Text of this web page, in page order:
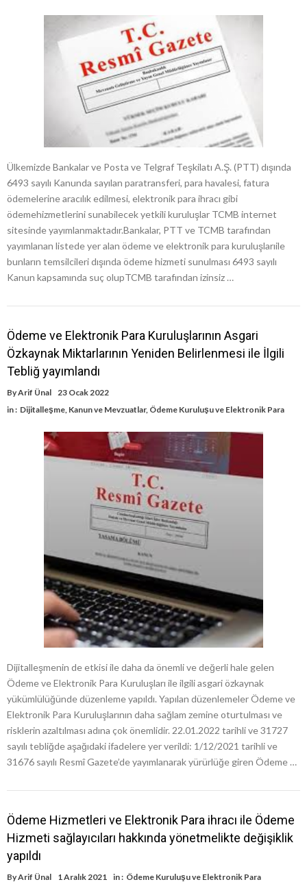
Ülkemizde Bankalar ve Posta ve Telgraf Teşkilatı A.Ş. (PTT) dışında
6493 sayılı Kanunda sayılan paratransferi, para havalesi, fatura
ödemelerine aracılık edilmesi, elektronik para ihracı gibi
ödemehizmetlerini sunabilecek yetkili kuruluşlar TCMB internet
sitesinde yayımlanmaktadır.Bankalar, PTT ve TCMB tarafından
yayımlanan listede yer alan ödeme ve elektronik para kuruluşlarıile
bunların temsilcileri dışında ödeme hizmeti sunulması 6493 sayılı
Kanun kapsamında suç olupTCMB tarafından izinsiz …
Ödeme ve Elektronik Para Kuruluşlarının Asgari
Özkaynak Miktarlarının Yeniden Belirlenmesi ile İlgili
Tebliğ yayımlandı
ByArif Ünal
23 Ocak 2022
in : Dijitalleşme Kanun ve Mevzuatlar, Ödeme Kuruluşu ve Elektronik Para
Dijitalleşmenin de etkisi ile daha da önemli ve değerli hale gelen
Ödeme ve Elektronik Para Kuruluşları ile ilgili asgari özkaynak
yükümlülüğünde düzenleme yapıldı. Yapılan düzenlemeler Ödeme ve
Elektronik Para Kuruluşlarının daha sağlam zemine oturtulması ve
risklerin azaltılması adına çok önemlidir. 22.01.2022 tarihli ve 31727
sayılı tebliğde aşağıdaki ifadelere yer verildi: 1/12/2021 tarihli ve
31676 sayılı Resmî Gazete’de yayımlanarak yürürlüğe giren Ödeme …
Ödeme Hizmetleri ve Elektronik Para ihracı ile Ödeme
Hizmeti sağlayıcıları hakkında yönetmelikte değişiklik
yapıldı
ByArif Ünal 1 Aralık 2021 in : Ödeme Kuruluşu ve Elektronik Para